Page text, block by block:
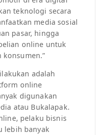
teknologi secara
media sosial
pasar, hingga
online untuk
konsumen.”
adalah
online
digunakan
atau Bukalapak.
pelaku bisnis
lebih banyak